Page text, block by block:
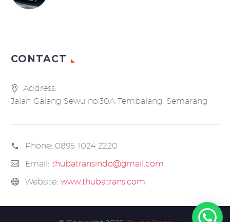
CONTACT
Address:
Jalan Galang Sewu no.30A Tembalang, Semarang
Phone: 0895 1024 2220
Email: thubatransindo@gmail.com
Website: www.thubatrans.com